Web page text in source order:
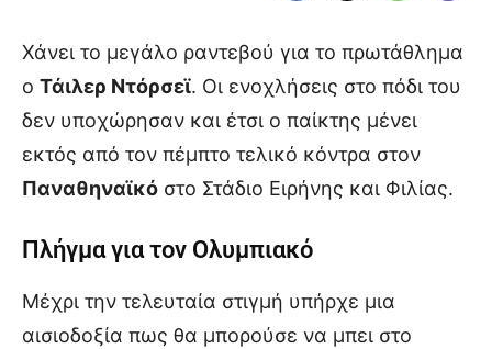
Χάνει το μεγάλο ραντεβού για το πρωτάθλημα
ο Τάιλερ Ντόρσεϊ. Οι ενοχλήσεις στο πόδι του
δεν υποχώρησαν και έτσι ο παίκτης μένει
εκτός από τον πέμπτο τελικό κόντρα στον
Παναθηναϊκό στο Στάδιο Ειρήνης και Φιλίας.
Πλήγμα για τον Ολυμπιακό
Μέχρι την τελευταία στιγμή υπήρχε μια
αισιοδοξία πως θα μπορούσε να μπει στο